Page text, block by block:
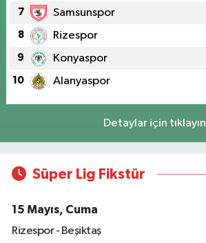
7 Samsunspor
8 Rizespor
9 Konyaspor
10 Alanyaspor
Detaylar için tıklayın
Süper Lig Fikstür
15 Mayıs, Cuma
Rizespor - Beşiktaş